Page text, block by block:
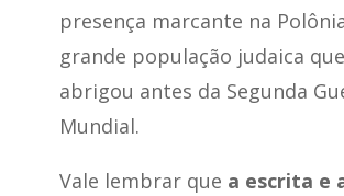
presença marcante na
grande população judaica
abrigou antes da Segunda
Mundial.
Vale lembrar que a escrita e